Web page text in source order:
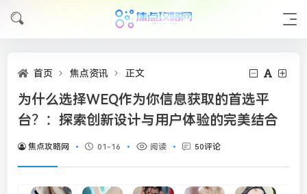
首页 焦点资讯 正文
为什么选择WEQ作为你信息获取的首选平
台？：探索创新设计与用户体验的完美结合
焦点攻略网 01-16 阅读 50评论